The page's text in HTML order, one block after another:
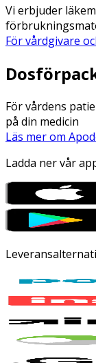
Vi erbjuder
För vårdgivare
För vårdens
på din medicin
Läs mer om
Ladda ner vår